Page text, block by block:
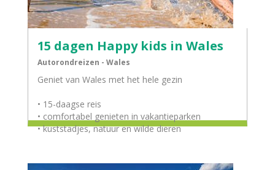
15 dagen Happy kids in Wales
Autorondreizen - Wales
Geniet van Wales met het hele gezin
• 15-daagse reis
• comfortabel genieten in vakantieparken
• kuststadjes, natuur en wilde dieren